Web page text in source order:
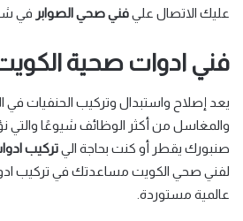
عليك الاتصال عليفني صحي الصوابر في
فني ادوات صحية
يعد إصلاح واستبدال وتركيب الحنفيات في
والمغاسل من أكثر الوظائف شيوعًا والتي
صنبورك يقطر أو كنت بحاجة اليتركيب
لفني صحي الكويت مساعدتك في تركيب
عالمية مستوردة.